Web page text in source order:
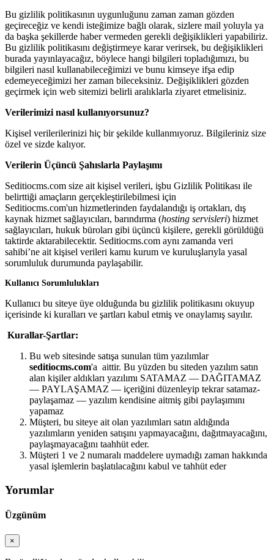
Bu gizlilik politikasının uygunluğunu zaman zaman gözden
geçireceğiz ve kendi isteğimize bağlı olarak, sizlere mail yoluyla ya
da başka şekillerde haber vermeden gerekli değişiklikleri yapabiliriz.
Bu gizlilik politikasını değiştirmeye karar verirsek, bu değişiklikleri
burada yayınlayacağız, böylece hangi bilgileri topladığımızı, bu
bilgileri nasıl kullanabileceğimizi ve bunu kimseye ifşa edip
edemeyeceğimizi her zaman bileceksiniz. Değişiklikleri gözden
geçirmek için web sitemizi belirli aralıklarla ziyaret etmelisiniz.
Verilerimizi nasıl kullanıyorsunuz?
Kişisel verilerilerinizi hiç bir şekilde kullanmıyoruz. Bilgileriniz size
özel ve sizde kalıyor.
Verilerin Üçüncü Şahıslarla Paylaşımı
Seditiocms.com size ait kişisel verileri, işbu Gizlilik Politikası ile
belirttiği amaçların gerçekleştirilebilmesi için
Seditiocms.com'un hizmetlerinden faydalandığı iş ortakları, dış
kaynak hizmet sağlayıcıları, barındırma (hosting servisleri) hizmet
sağlayıcıları, hukuk büroları gibi üçüncü kişilere, gerekli görüldüğü
taktirde aktarabilecektir. Seditiocms.com aynı zamanda veri
sahibi’ne ait kişisel verileri kamu kurum ve kuruluşlarıyla yasal
sorumluluk durumunda paylaşabilir.
Kullanıcı Sorumlulukları
Kullanıcı bu siteye üye olduğunda bu gizlilik politikasını okuyup
içerisinde ki kuralları ve şartları kabul etmiş ve onaylamış sayılır.
Kurallar-Şartlar:
Bu web sitesinde satışa sunulan tüm yazılımlar
seditiocms.com'a aittir. Bu yüzden bu siteden yazılım satın
alan kişiler aldıkları yazılımı SATAMAZ — DAĞITAMAZ
— PAYLAŞAMAZ — içeriğini düzenleyip tekrar satamaz-
paylaşamaz — yazılım kendisine aitmiş gibi paylaşımını
yapamaz
Müşteri, bu siteye ait olan yazılımları satın aldığında
yazılımların yeniden satışını yapmayacağını, dağıtmayacağını,
paylaşmayacağını taahhüt eder.
Müşteri 1 ve 2 numaralı maddelere uymadığı zaman hakkında
yasal işlemlerin başlatılacağını kabul ve tahhüt eder
Yorumlar
Üzgünüm
×